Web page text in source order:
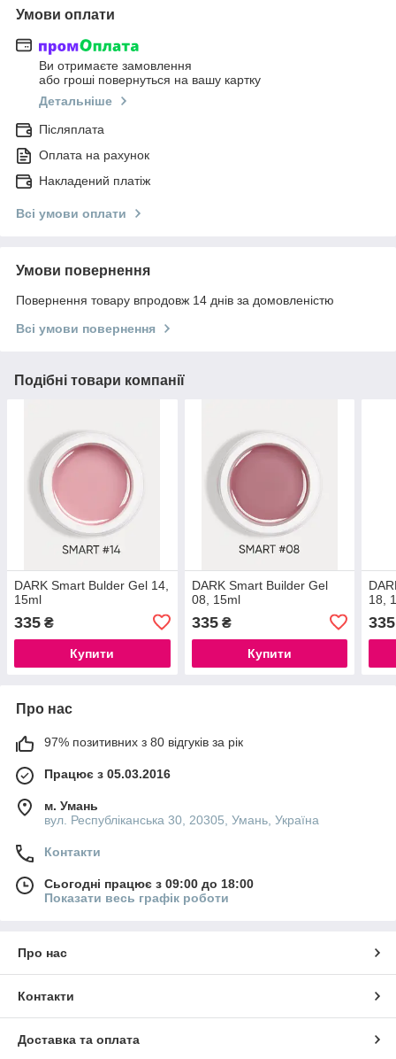
Умови оплати
Ви отримаєте замовлення
або гроші повернуться на вашу картку
Детальніше
Післяплата
Оплата на рахунок
Накладений платіж
Всі умови оплати
Умови повернення
Повернення товару впродовж 14 днів за домовленістю
Всі умови повернення
Подібні товари компанії
DARK Smart Bulder Gel 14,
15ml
335 ₴
Купити
DARK Smart Builder Gel
08, 15ml
335₴
Купити
18,
335
Про нас
97% позитивних з 80 відгуків за рік
Працює з 05.03.2016
м. Умань
вул. Республіканська 30, 20305, Умань, Україна
Контакти
Сьогодні працює з 09:00 до 18:00
Показати весь графік роботи
Про нас
Контакти
Доставка та оплата